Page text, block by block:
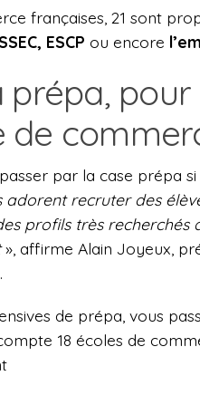
françaises, 21 sont
ESCP ou encore
prépa,
de
par la case prépa
adorent recruter des
profils très
», affirme Alain Joyeux,
de prépa, vous
18 écoles de